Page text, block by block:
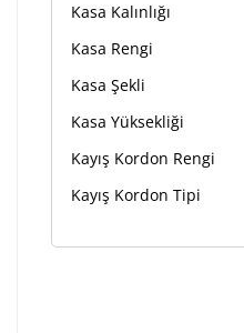
Kasa Kalınlığı
Kasa Rengi
Kasa Şekli
Kasa Yüksekliği
Kayış Kordon Rengi
Kayış Kordon Tipi